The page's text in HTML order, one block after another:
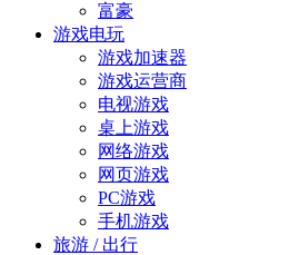
富豪
游戏电玩
游戏加速器
游戏运营商
电视游戏
桌上游戏
网络游戏
网页游戏
PC游戏
手机游戏
旅游 / 出行